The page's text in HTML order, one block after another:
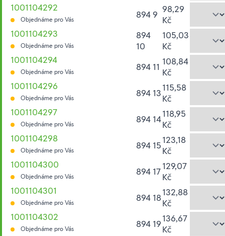
1001104292
Objednáme pro Vás 894 9 98,29
Kč
1001104293
Objednáme pro Vás
894
10
105,03
Kč
1001104294
Objednáme pro Vás 894 11 108,84
Kč
1001104296
Objednáme pro Vás 894 13115,58
Kč
1001104297
Objednáme pro Vás 894 14118,95
Kč
1001104298
Objednáme pro Vás 894 15123,18
Kč
1001104300
Objednáme pro Vás 894 17129,07
Kč
1001104301
Objednáme pro Vás 894 18132,88
Kč
1001104302
Objednáme pro Vás 894 19136,67
Kč